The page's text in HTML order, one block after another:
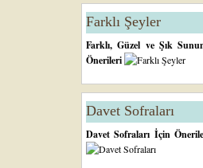
Farklı Şeyler
Farklı, Güzel ve Şık
Önerileri
Davet Sofraları
Davet Sofraları İçin